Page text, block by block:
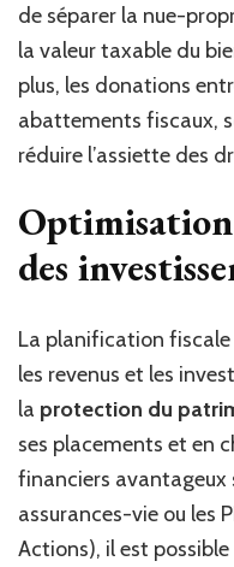
de séparer la nue-
la valeur taxable du
plus, les donations
abattements fiscaux,
réduire l’assiette des
Optimisation
des
La planification
les revenus et les
la protection du
ses placements et en
financiers avantageux
assurances-vie ou les
Actions), il est